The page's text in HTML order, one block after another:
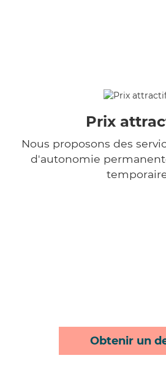
Prix
Nous proposons des
d'autonomie
Obtenir un